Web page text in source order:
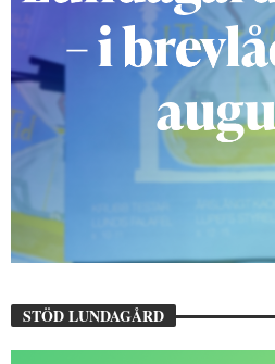
STÖD LUNDAGÅRD